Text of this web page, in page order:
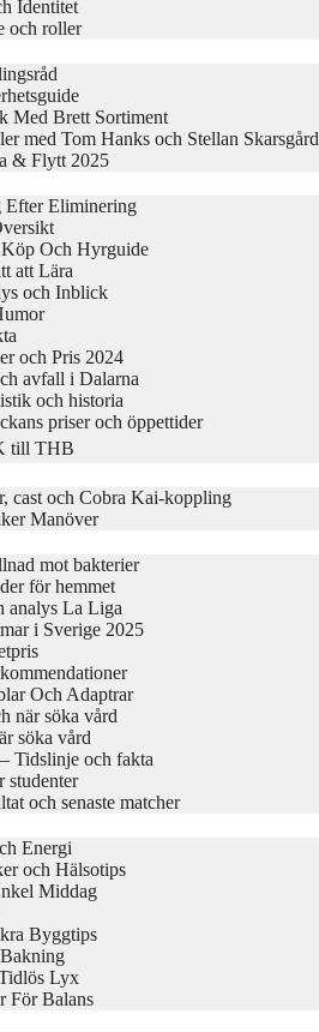
Identitet
och roller
Med Brett Sortiment
med Tom Hanks och Stellan Skarsgård
& Flytt 2025
Efter Eliminering
Och Hyrguide
att Lära
och Inblick
och Pris 2024
avfall i Dalarna
och historia
priser och öppettider
till THB
cast och Cobra Kai-koppling
Manöver
mot bakterier
för hemmet
analys La Liga
i Sverige 2025
Och Adaptrar
när söka vård
söka vård
Tidslinje och fakta
studenter
och senaste matcher
Energi
och Hälsotips
Middag
Byggtips
Lyx
För Balans